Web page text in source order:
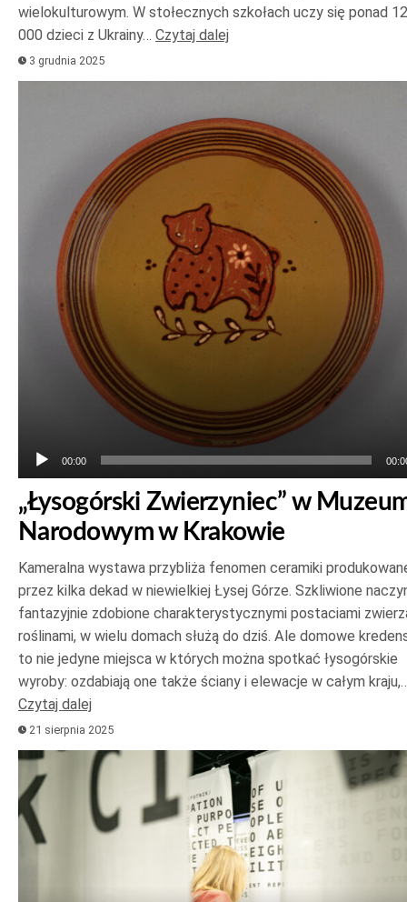
wielokulturowym. W stołecznych szkołach uczy się ponad 12
000 dzieci z Ukrainy… Czytaj dalej
3 grudnia 2025
00:00
„Łysogórski Zwierzyniec” w
Narodowym w Krakowie
Kameralna wystawa przybliża fenomen ceramiki
przez kilka dekad w niewielkiej Łysej Górze. Szkliwione
fantazyjnie zdobione charakterystycznymi postaciami
roślinami, w wielu domach służą do dziś. Ale domowe
to nie jedyne miejsca w których można spotkać łysogórskie
wyroby: ozdabiają one także ściany i elewacje w całym
Czytaj dalej
21 sierpnia 2025
Odtwarzacz
plików
dźwiękowych